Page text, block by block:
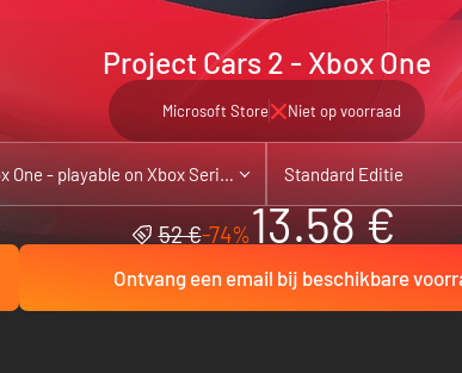
Project Cars 2 - Xbox One
Microsoft Store Niet op voorraad
Xbox One - playable on Xbox Series X|S Standard Editie
52 €-74%13.58 €
Ontvang een email bij beschikbare